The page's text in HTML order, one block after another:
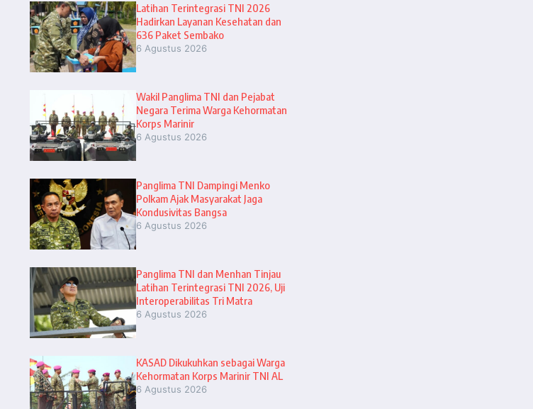
Latihan Terintegrasi TNI 2026
Hadirkan Layanan Kesehatan dan
636 Paket Sembako
6 Agustus 2026
Wakil Panglima TNI dan Pejabat
Negara Terima Warga Kehormatan
Korps Marinir
6 Agustus 2026
Panglima TNI Dampingi Menko
Polkam Ajak Masyarakat Jaga
Kondusivitas Bangsa
6 Agustus 2026
Panglima TNI dan Menhan Tinjau
Latihan Terintegrasi TNI 2026, Uji
Interoperabilitas Tri Matra
6 Agustus 2026
KASAD Dikukuhkan sebagai Warga
Kehormatan Korps Marinir TNI AL
6 Agustus 2026